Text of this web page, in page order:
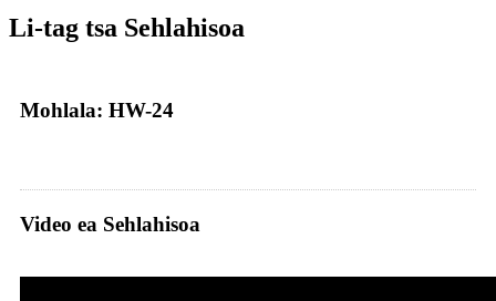
Li-tag tsa Sehlahisoa
Mohlala: HW-24
Video ea Sehlahisoa